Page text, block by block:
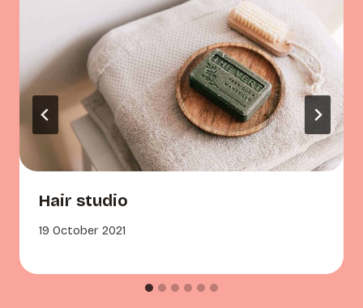
Hair studio
19 October 2021